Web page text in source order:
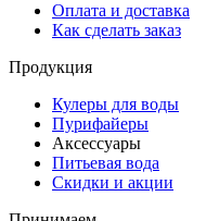
Оплата и доставка
Как сделать заказ
Продукция
Кулеры для воды
Пурифайеры
Аксессуары
Питьевая вода
Скидки и акции